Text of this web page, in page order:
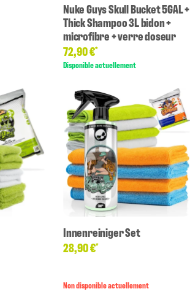
Nuke Guys Skull Bucket 5GAL +
Thick Shampoo 3L bidon +
microfibre + verre doseur
72,90 €*
Disponible actuellement
Innenreiniger Set
28,90 €*
Non disponible actuellement